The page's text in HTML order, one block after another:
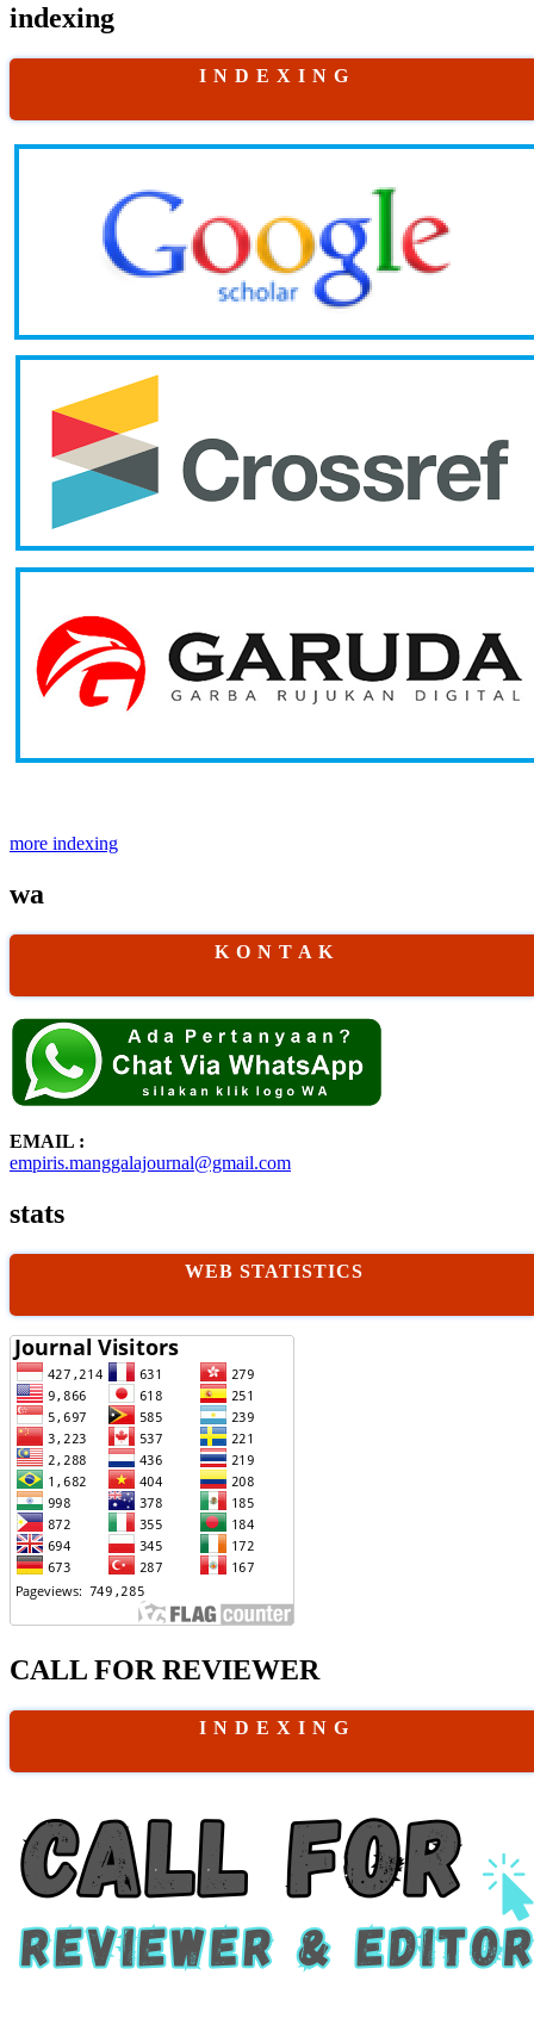
indexing
I N D E X I N G
more indexing
wa
K O N T A K
EMAIL :
empiris.manggalajournal@gmail.com
stats
WEB STATISTICS
CALL FOR REVIEWER
I N D E X I N G